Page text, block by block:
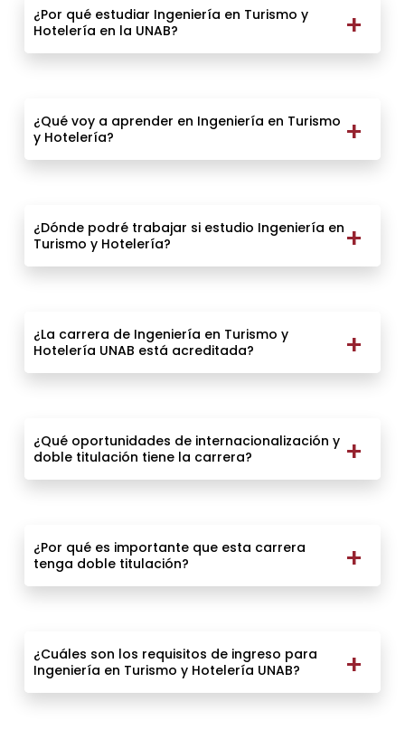
¿Por qué estudiar Ingeniería en Turismo y
Hotelería en la UNAB?
¿Qué voy a aprender en Ingeniería en Turismo
y Hotelería?
¿Dónde podré trabajar si estudio Ingeniería en
Turismo y Hotelería?
¿La carrera de Ingeniería en Turismo y
Hotelería UNAB está acreditada?
¿Qué oportunidades de internacionalización y
doble titulación tiene la carrera?
¿Por qué es importante que esta carrera
tenga doble titulación?
¿Cuáles son los requisitos de ingreso para
Ingeniería en Turismo y Hotelería UNAB?